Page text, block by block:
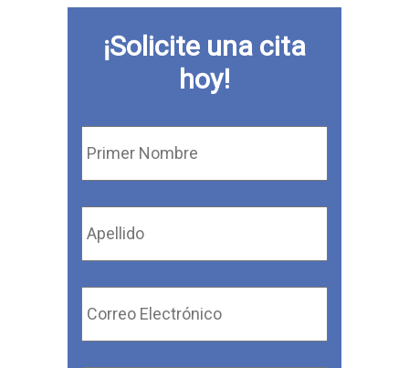
¡Solicite una cita
hoy!
Primer
Nombre
*
Apellido *
Correo
Electrónico
*